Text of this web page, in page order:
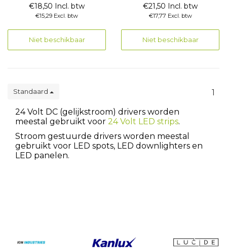
€18,50 Incl. btw
€15,29 Excl. btw
Niet beschikbaar
€21,50 Incl. btw
€17,77 Excl. btw
Niet beschikbaar
Standaard
1
24 Volt DC (gelijkstroom) drivers worden
meestal gebruikt voor 24 Volt LED strips.
Stroom gestuurde drivers worden meestal
gebruikt voor LED spots, LED downlighters en
LED panelen.